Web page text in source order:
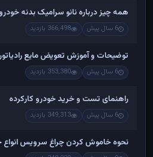
همه چیز درباره نانو سرامیک بدنه
6 سال پیش 366,498 بازدید
توضیحات و آموزش تعویض مایع
6 سال پیش 353,380 بازدید
راهنمای تست و خريد خودرو کارکرده
6 سال پیش 349,313 بازدید
نحوه خاموش کردن چراغ سرویس انواع